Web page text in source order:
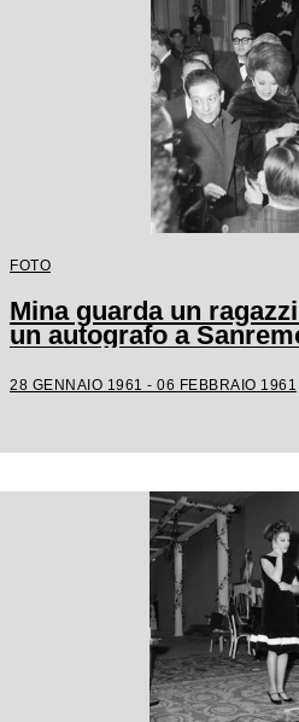
FOTO
Mina guarda un
un autografo a
28 GENNAIO 1961 - 06 FEBBRAIO 1961